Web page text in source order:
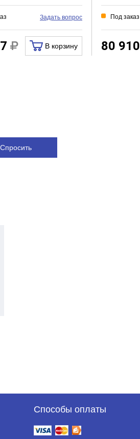
Задать вопрос
В корзину
Под заказ
80 910
Спросить
Способы оплаты